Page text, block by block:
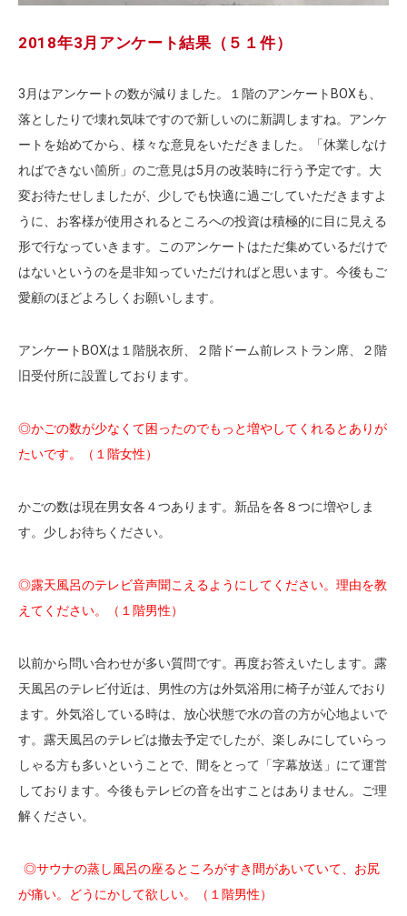
2018年3月アンケート結果（５１件）
3月はアンケートの数が減りました。１階のアンケートBOXも、
落としたりで壊れ気味ですので新しいのに新調しますね。アンケ
ートを始めてから、様々な意見をいただきました。「休業しなけ
ればできない箇所」のご意見は5月の改装時に行う予定です。大
変お待たせしましたが、少しでも快適に過ごしていただきますよ
うに、お客様が使用されるところへの投資は積極的に目に見える
形で行なっていきます。このアンケートはただ集めているだけで
はないというのを是非知っていただければと思います。今後もご
愛顧のほどよろしくお願いします。
アンケートBOXは１階脱衣所、２階ドーム前レストラン席、２階
旧受付所に設置しております。
◎かごの数が少なくて困ったのでもっと増やしてくれるとありが
たいです。（１階女性）
かごの数は現在男女各４つあります。新品を各８つに増やしま
す。少しお待ちください。
◎露天風呂のテレビ音声聞こえるようにしてください。理由を教
えてください。（１階男性）
以前から問い合わせが多い質問です。再度お答えいたします。露
天風呂のテレビ付近は、男性の方は外気浴用に椅子が並んでおり
ます。外気浴している時は、放心状態で水の音の方が心地よいで
す。露天風呂のテレビは撤去予定でしたが、楽しみにしていらっ
しゃる方も多いということで、間をとって「字幕放送」にて運営
しております。今後もテレビの音を出すことはありません。ご理
解ください。
◎サウナの蒸し風呂の座るところがすき間があいていて、お尻
が痛い。どうにかして欲しい。（１階男性）